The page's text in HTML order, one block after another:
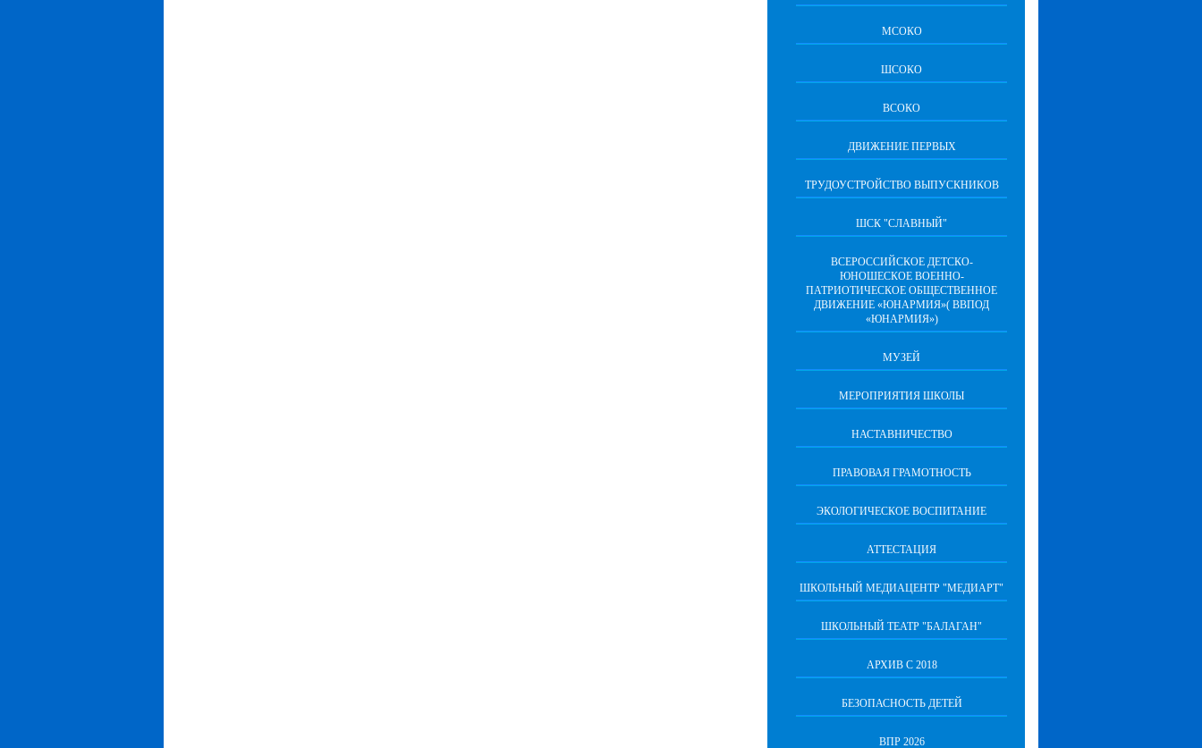
МСОКО
ШСОКО
ВСОКО
ДВИЖЕНИЕ ПЕРВЫХ
ТРУДОУСТРОЙСТВО ВЫПУСКНИКОВ
ШСК "СЛАВНЫЙ"
ВСЕРОССИЙСКОЕ ДЕТСКО-
ЮНОШЕСКОЕ ВОЕННО-
ПАТРИОТИЧЕСКОЕ ОБЩЕСТВЕННОЕ
ДВИЖЕНИЕ «ЮНАРМИЯ»( ВВПОД
«ЮНАРМИЯ»)
МУЗЕЙ
МЕРОПРИЯТИЯ ШКОЛЫ
НАСТАВНИЧЕСТВО
ПРАВОВАЯ ГРАМОТНОСТЬ
ЭКОЛОГИЧЕСКОЕ ВОСПИТАНИЕ
АТТЕСТАЦИЯ
ШКОЛЬНЫЙ МЕДИАЦЕНТР "МЕДИАРТ"
ШКОЛЬНЫЙ ТЕАТР "БАЛАГАН"
АРХИВ С 2018
БЕЗОПАСНОСТЬ ДЕТЕЙ
ВПР 2026